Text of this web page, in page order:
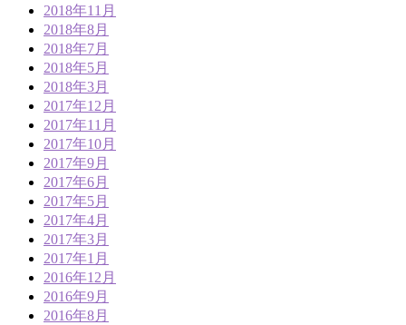
2018年11月
2018年8月
2018年7月
2018年5月
2018年3月
2017年12月
2017年11月
2017年10月
2017年9月
2017年6月
2017年5月
2017年4月
2017年3月
2017年1月
2016年12月
2016年9月
2016年8月